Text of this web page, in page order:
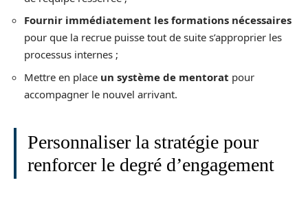
Fournir immédiatement les formations nécessaires
pour que la recrue puisse tout de suite s’approprier les
processus internes ;
Mettre en place un système de mentorat pour
accompagner le nouvel arrivant.
Personnaliser la stratégie pour
renforcer le degré d’engagement